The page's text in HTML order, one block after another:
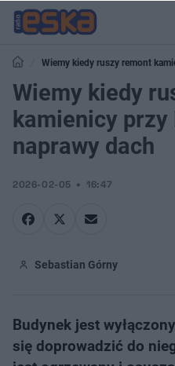
Wiemy kiedy ruszy remont
Wiemy kiedy
kamienicy
naprawy dach
2026-02-05 16:47
Sebastian Górny
Budynek jest
się doprowadzić do